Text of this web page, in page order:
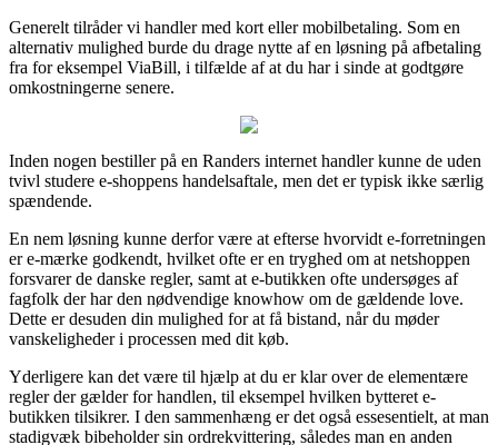
Generelt tilråder vi handler med kort eller mobilbetaling. Som en
alternativ mulighed burde du drage nytte af en løsning på afbetaling
fra for eksempel ViaBill, i tilfælde af at du har i sinde at godtgøre
omkostningerne senere.
Inden nogen bestiller på en Randers internet handler kunne de uden
tvivl studere e-shoppens handelsaftale, men det er typisk ikke særlig
spændende.
En nem løsning kunne derfor være at efterse hvorvidt e-forretningen
er e-mærke godkendt, hvilket ofte er en tryghed om at netshoppen
forsvarer de danske regler, samt at e-butikken ofte undersøges af
fagfolk der har den nødvendige knowhow om de gældende love.
Dette er desuden din mulighed for at få bistand, når du møder
vanskeligheder i processen med dit køb.
Yderligere kan det være til hjælp at du er klar over de elementære
regler der gælder for handlen, til eksempel hvilken bytteret e-
butikken tilsikrer. I den sammenhæng er det også essesentielt, at man
stadigvæk bibeholder sin ordrekvittering, således man en anden